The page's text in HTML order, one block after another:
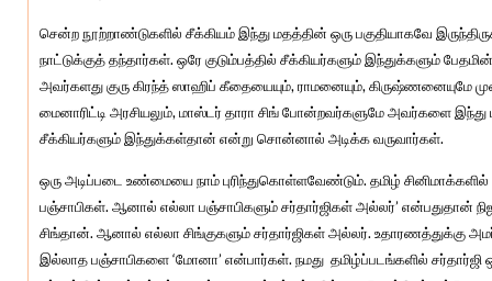
சென்ற நூற்றாண்டுகளில் சீக்கியம் இந்து மதத்தின் ஒரு பகுதியாகவே
நாட்டுக்குத் தந்தார்கள். ஒரே குடும்பத்தில் சீக்கியர்களும் இந்துக்களும்
அவர்களது குரு கிரந்த் ஸாஹிப் கீதையையும், ராமனையும், கிருஷ்ணனையுமே
மைனாரிட்டி அரசியலும், மாஸ்டர் தாரா சிங் போன்றவர்களுமே அவர்களை இந்து
சீக்கியர்களும் இந்துக்கள்தான் என்று சொன்னால் அடிக்க வருவார்கள்.
ஒரு அடிப்படை உண்மையை நாம் புரிந்துகொள்ளவேண்டும். தமிழ்
பஞ்சாபிகள். ஆனால் எல்லா பஞ்சாபிகளும் சர்தார்ஜிகள் அல்லர்’ என்பதுதான்
சிங்தான். ஆனால் எல்லா சிங்குகளும் சர்தார்ஜிகள் அல்லர். உதாரணத்துக்கு
இல்லாத பஞ்சாபிகளை ‘மோனா’ என்பார்கள். நமது தமிழ்ப்படங்களில் சர்தார்ஜி